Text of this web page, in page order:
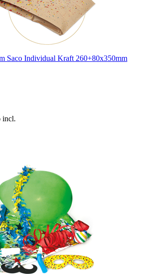
Saco Individual Kraft 260+80x350mm
incl.